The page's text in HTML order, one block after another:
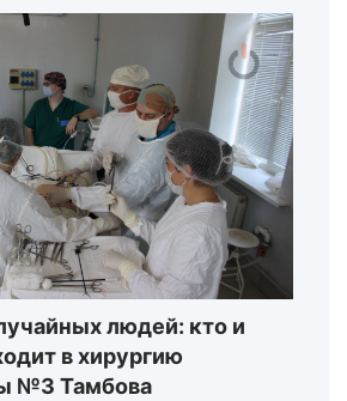
людей: кто и
в хирургию
№3 Тамбова